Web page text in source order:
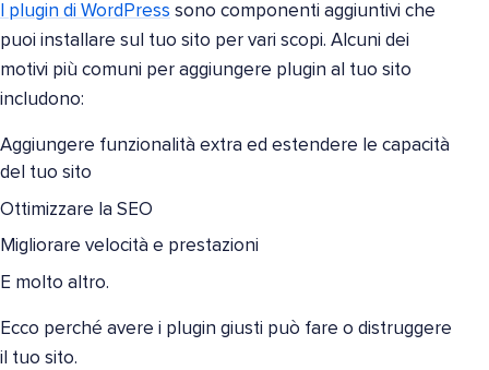
I plugin di WordPress sono componenti aggiuntivi che
puoi installare sul tuo sito per vari scopi. Alcuni dei
motivi più comuni per aggiungere plugin al tuo sito
includono:
Aggiungere funzionalità extra ed estendere le capacità
del tuo sito
Ottimizzare la SEO
Migliorare velocità e prestazioni
E molto altro.
Ecco perché avere i plugin giusti può fare o distruggere
il tuo sito.